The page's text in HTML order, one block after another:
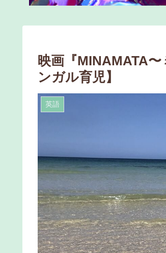
映画『MINAMATA
ンガル育児】
英語